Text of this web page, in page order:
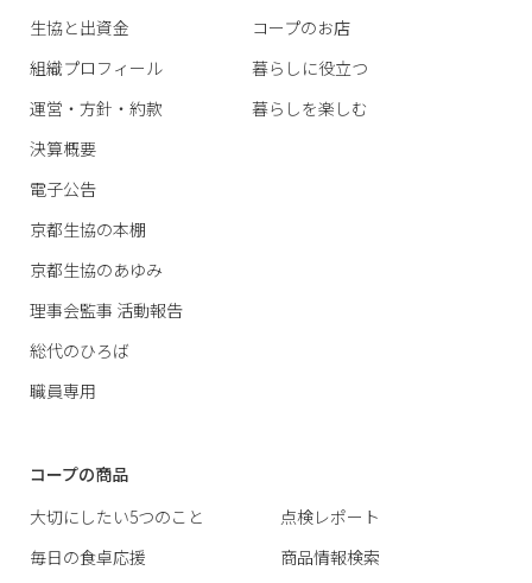
生協と出資金
組織プロフィール
運営・方針・約款
決算概要
電子公告
京都生協の本棚
京都生協のあゆみ
理事会監事 活動報告
総代のひろば
職員専用
コープのお店
暮らしに役立つ
暮らしを楽しむ
コープの商品
大切にしたい5つのこと
毎日の食卓応援
点検レポート
商品情報検索